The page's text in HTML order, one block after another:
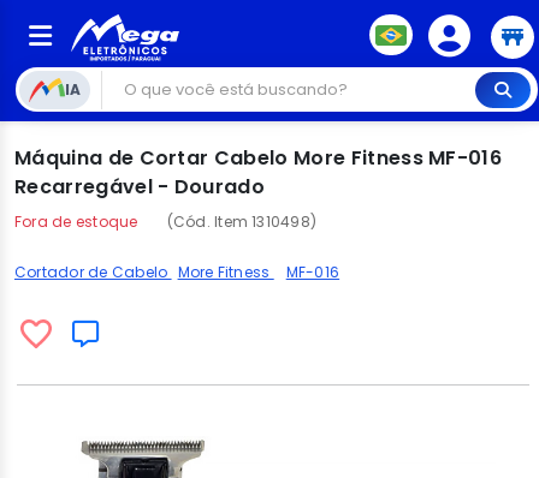
IA
Máquina de Cortar Cabelo More Fitness MF-016
Recarregável - Dourado
Fora de estoque (Cód. Item 1310498)
Cortador de Cabelo More Fitness MF-016